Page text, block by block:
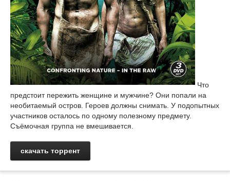
Что
предстоит пережить женщине и мужчине? Они попали на
необитаемый остров. Героев должны снимать. У подопытных
участников осталось по одному полезному предмету.
Съёмочная группа не вмешивается.
скачать торрент